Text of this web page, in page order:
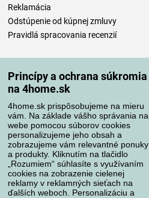
Princípy a ochrana súkromia
na 4home.sk
4home.sk prispôsobujeme na mieru
vám. Na základe vášho správania na
webe pomocou súborov cookies
personalizujeme jeho obsah a
zobrazujeme vám relevantné ponuky
a produkty. Kliknutím na tlačidlo
„Rozumiem“ súhlasíte s využívaním
cookies na zobrazenie cielenej
reklamy v reklamných sieťach na
ďalších weboch. Personalizáciu a
Reklamácia
Odstúpenie od kúpnej zmluvy
Pravidlá spracovania recenzií
Spôsoby platby
Spoľahlivý obchod